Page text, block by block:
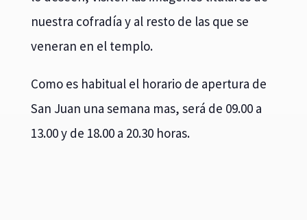
nuestra cofradía y al resto de las que se
veneran en el templo.
Como es habitual el horario de apertura de
San Juan una semana mas, será de 09.00 a
13.00 y de 18.00 a 20.30 horas.